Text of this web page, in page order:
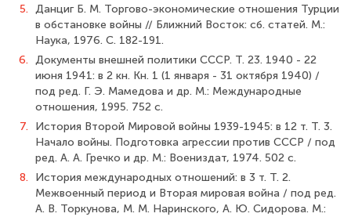
5. Данциг Б. М. Торгово-экономические отношения Турции
в обстановке войны // Ближний Восток: сб. статей. М.:
Наука, 1976. С. 182-191.
6. Документы внешней политики СССР. Т. 23. 1940 - 22
июня 1941: в 2 кн. Кн. 1 (1 января - 31 октября 1940) /
под ред. Г. Э. Мамедова и др. М.: Международные
отношения, 1995. 752 с.
7.
История Второй Мировой войны 1939-1945: в 12 т. Т. 3.
Начало войны. Подго­товка агрессии против СССР / под
ред. А. А. Гречко и др. М.: Воениздат, 1974. 502 с.
8.
История международных отношений: в 3 т. Т. 2.
Межвоенный период и Вто­рая мировая война / под ред.
А. В. Торкунова, М. М. Наринского, А. Ю. Сидорова. М.: